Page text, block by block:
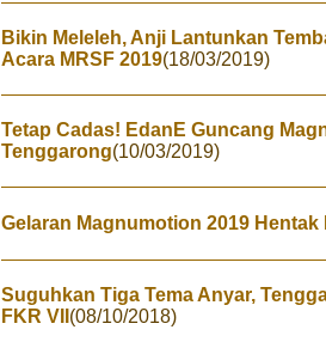
Bikin Meleleh, Anji Lantunkan
Acara MRSF 2019(18/03/2019)
Tetap Cadas! EdanE Guncang
Tenggarong(10/03/2019)
Gelaran Magnumotion 2019
Suguhkan Tiga Tema Anyar,
FKR VII (08/10/2018)